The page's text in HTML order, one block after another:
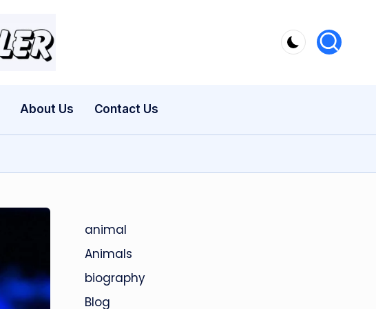
About Us Contact Us
animal
Animals
biography
Blog